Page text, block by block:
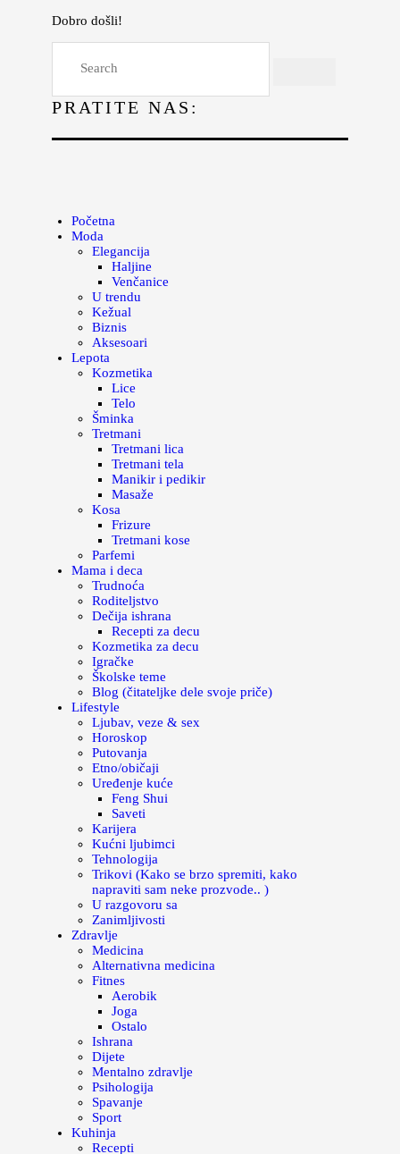
Dobro došli!
PRATITE NAS:
Početna
Moda
Elegancija
Haljine
Venčanice
U trendu
Kežual
Biznis
Aksesoari
Lepota
Kozmetika
Lice
Telo
Šminka
Tretmani
Tretmani lica
Tretmani tela
Manikir i pedikir
Masaže
Kosa
Frizure
Tretmani kose
Parfemi
Mama i deca
Trudnoća
Roditeljstvo
Dečija ishrana
Recepti za decu
Kozmetika za decu
Igračke
Školske teme
Blog (čitateljke dele svoje priče)
Lifestyle
Ljubav, veze & sex
Horoskop
Putovanja
Etno/običaji
Uređenje kuće
Feng Shui
Saveti
Karijera
Kućni ljubimci
Tehnologija
Trikovi (Kako se brzo spremiti, kako
napraviti sam neke prozvode.. )
U razgovoru sa
Zanimljivosti
Zdravlje
Medicina
Alternativna medicina
Fitnes
Aerobik
Joga
Ostalo
Ishrana
Dijete
Mentalno zdravlje
Psihologija
Spavanje
Sport
Kuhinja
Recepti
Lepota
Kuhinja
Magazin